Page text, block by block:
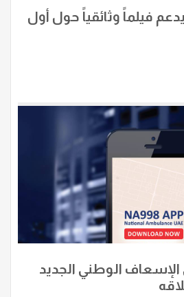
فيلماً وثائقياً حول أول
الإسعاف الوطني الجديد